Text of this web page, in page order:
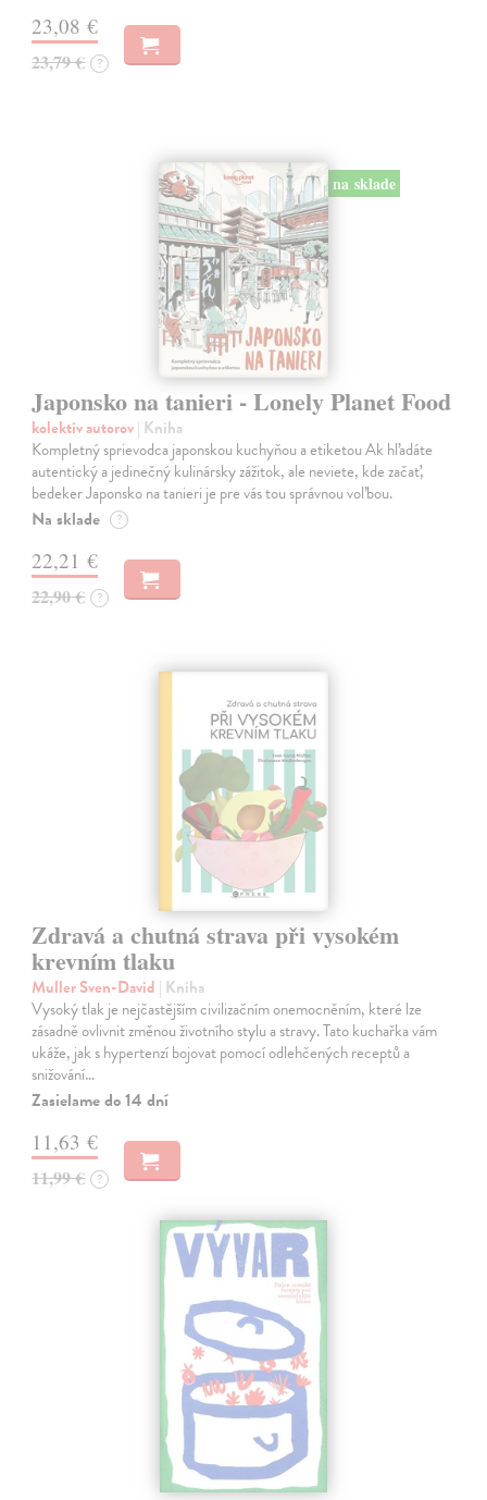
23,08 €
23,79 € ?
na sklade
Japonsko na tanieri - Lonely Planet Food
kolektív autorov| Kniha
Kompletný sprievodca japonskou kuchyňou a etiketou Ak hľadáte
autentický a jedinečný kulinársky zážitok, ale neviete, kde začať,
bedeker Japonsko na tanieri je pre vás tou správnou voľbou.
Na sklade ?
22,21 €
22,90 € ?
Zdravá a chutná strava při vysokém
krevním tlaku
Muller Sven-David | Kniha
Vysoký tlak je nejčastějším civilizačním onemocněním, které lze
zásadně ovlivnit změnou životního stylu a stravy. Tato kuchařka vám
ukáže, jak s hypertenzí bojovat pomocí odlehčených receptů a
snižování…
Zasielame do 14 dní
11,63 €
11,99 € ?